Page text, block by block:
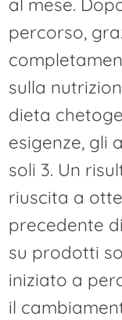
al mese.
percorso,
sulla
dieta
esigenze, gli
soli 3. Un
riuscita a
precedente
su prodotti
iniziato a
il